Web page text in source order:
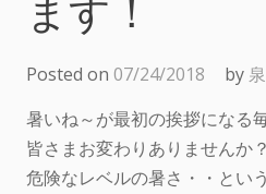
Posted on 07/24/2018 by 泉
暑いね～が最初の挨拶になる
皆さまお変わりありませんか？
危険なレベルの暑さ・・とい